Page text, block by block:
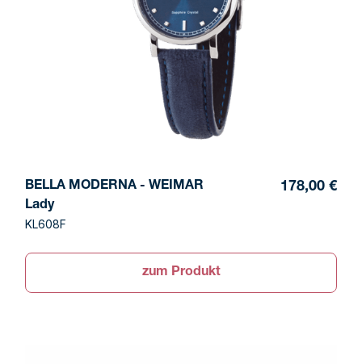
BELLA MODERNA - WEIMAR
Lady
KL608F
178,00 €
zum Produkt